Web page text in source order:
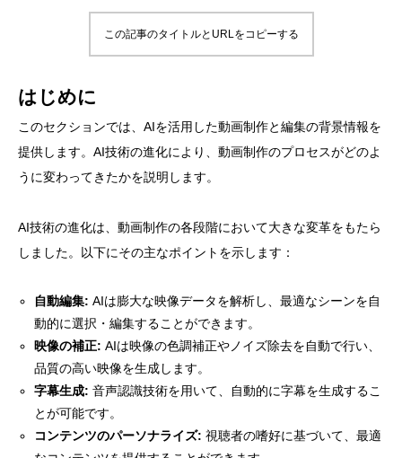
この記事のタイトルとURLをコピーする
はじめに
このセクションでは、AIを活用した動画制作と編集の背景情報を
提供します。AI技術の進化により、動画制作のプロセスがどのよ
うに変わってきたかを説明します。
AI技術の進化は、動画制作の各段階において大きな変革をもたら
しました。以下にその主なポイントを示します：
自動編集: AIは膨大な映像データを解析し、最適なシーンを自
動的に選択・編集することができます。
映像の補正: AIは映像の色調補正やノイズ除去を自動で行い、
品質の高い映像を生成します。
字幕生成: 音声認識技術を用いて、自動的に字幕を生成するこ
とが可能です。
コンテンツのパーソナライズ: 視聴者の嗜好に基づいて、最適